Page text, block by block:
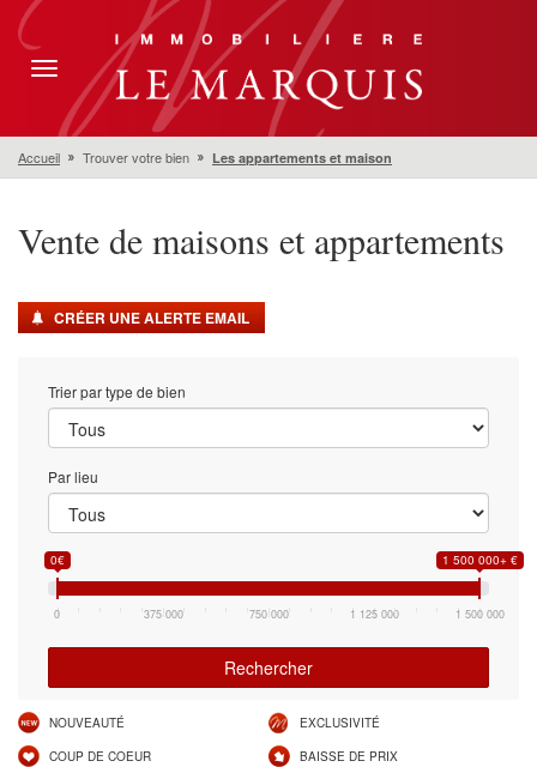
Toggle
navigation
Accueil Trouver votre bien Les appartements et maison
Vente de maisons et appartements
CRÉER UNE ALERTE EMAIL
Trier par type de bien
Par lieu
0€ 1 500 000+ €
0 375 000 750 000 1 125 000 1 500 000
Rechercher
NOUVEAUTÉ
EXCLUSIVITÉ
COUP DE COEUR
BAISSE DE PRIX